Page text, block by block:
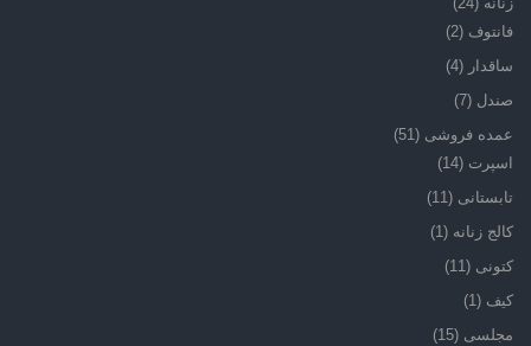
فانتوف (2)
ساقدار (4)
صندل (7)
عمده فروشی (51)
اسپرت (14)
تابستانی (11)
کالج زنانه (1)
کتونی (11)
کیف (1)
مجلسی (15)